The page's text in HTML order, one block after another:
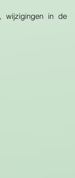
wijzigingen in de